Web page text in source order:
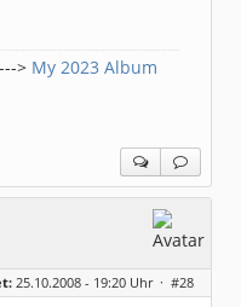
> My 2023 Album
25.10.2008 - 19:20 Uhr · #28